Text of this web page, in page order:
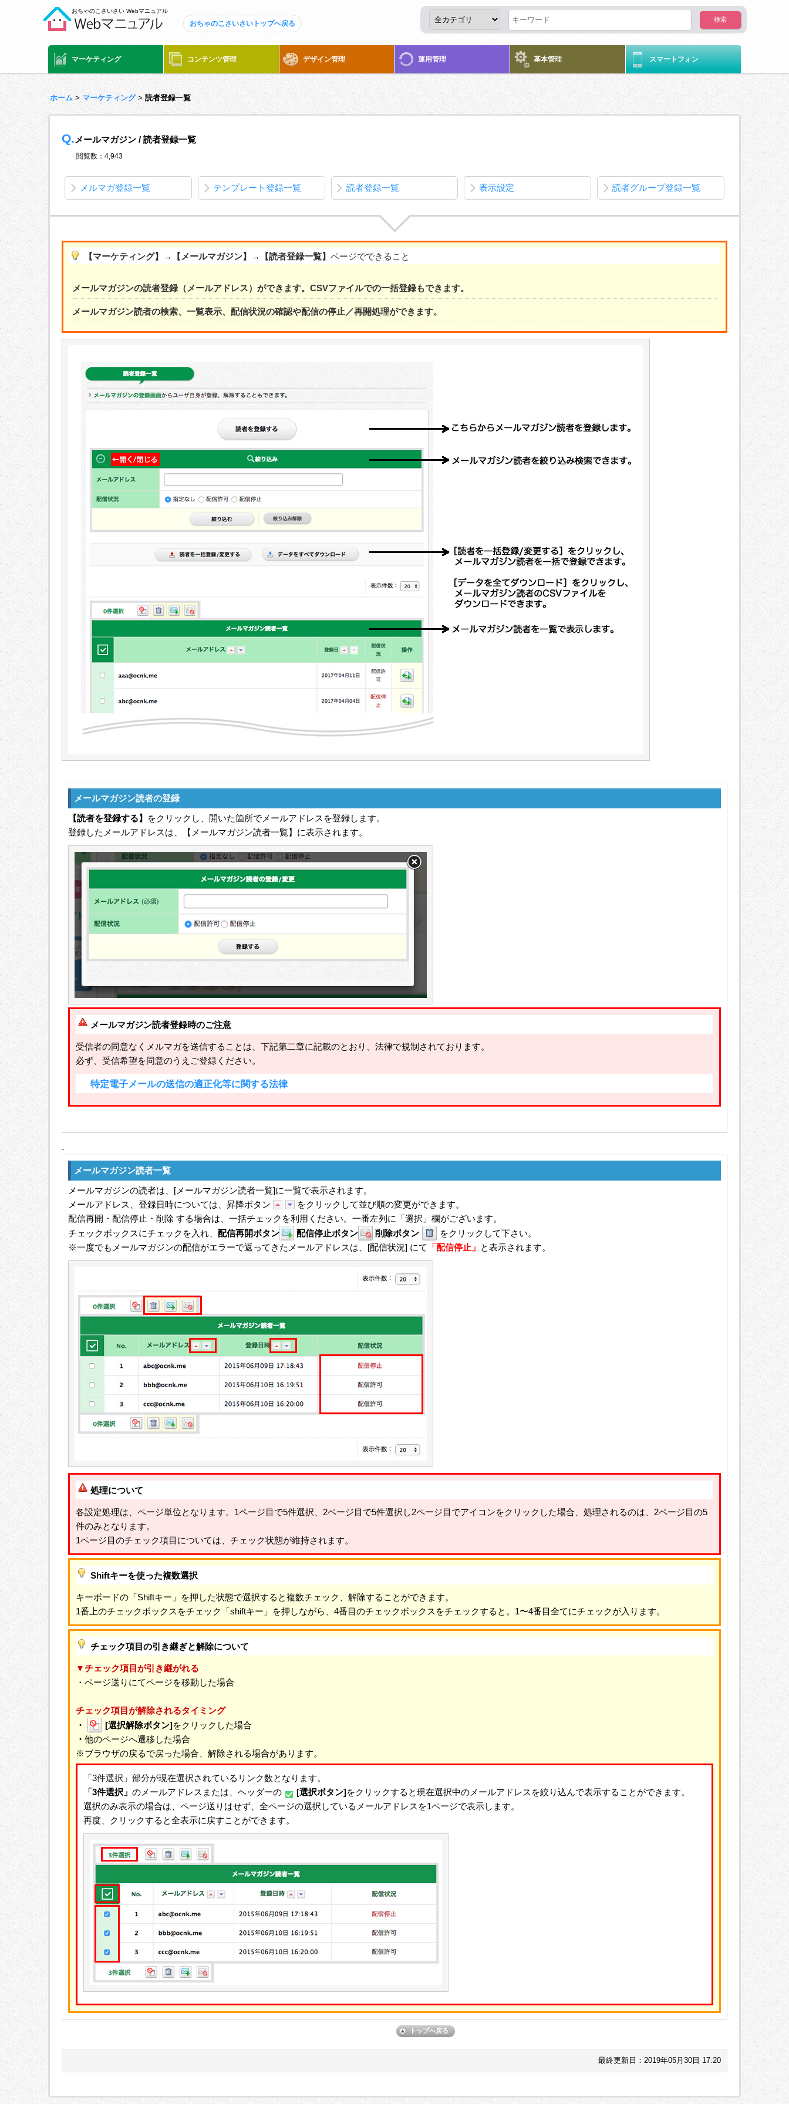
おちゃのこさいさい Webマニュアル
おちゃのこさいさいトップへ戻る
マーケティング コンテンツ管理 デザイン管理 運用管理 基本管理 スマートフォン
ホーム> マーケティング> 読者登録一覧
Q. メールマガジン / 読者登録一覧
閲覧数：4,943
メルマガ登録一覧 テンプレート登録一覧 読者登録一覧 表示設定 読者グループ登録一覧
【マーケティング】→【メールマガジン】→【読者登録一覧】 ページでできること
メールマガジンの読者登録（メールアドレス）ができます。CSVファイルでの一括登録もできます。
メールマガジン読者の検索、一覧表示、配信状況の確認や配信の停止／再開処理ができます。
メールマガジン読者の登録
【読者を登録する】
をクリックし、開いた箇所でメールアドレスを登録します。
登録したメールアドレスは、【メールマガジン読者一覧】に表示されます。
メールマガジン読者登録時のご注意
受信者の同意なくメルマガを送信することは、下記第二章に記載のとおり、法律で規制されております。
必ず、受信希望を同意のうえご登録ください。
特定電子メールの送信の適正化等に関する法律
-
メールマガジン読者一覧
メールマガジンの読者は、[メールマガジン読者一覧]に一覧で表示されます。
メールアドレス、登録日時については、昇降ボタン
をクリックして並び順の変更ができます。
配信再開・配信停止・削除 する場合は、一括チェックを利用ください。一番左列に「選択」欄がございます。
チェックボックスにチェックを入れ、 配信再開ボタン 配信停止ボタン 削除ボタン
をクリックして下さい。
※一度でもメールマガジンの配信がエラーで返ってきたメールアドレスは、[配信状況] にて
「配信停止」 と表示されます。
処理について
各設定処理は、ページ単位となります。1ページ目で5件選択、2ページ目で5件選択し2ページ目でアイコンをクリックした場合、処理されるのは、2ページ目の5
件のみとなります。
1ページ目のチェック項目については、チェック状態が維持されます。
Shiftキーを使った複数選択
キーボードの「Shiftキー」を押した状態で選択すると複数チェック、解除することができます。
1番上のチェックボックスをチェック「shiftキー」を押しながら、4番目のチェックボックスをチェックすると。1〜4番目全てにチェックが入ります。
チェック項目の引き継ぎと解除について
▼チェック項目が引き継がれる
・ページ送りにてページを移動した場合
チェック項目が解除されるタイミング
・
[選択解除ボタン]をクリックした場合
・ 他のページへ遷移した場合
※ブラウザの戻るで戻った場合、解除される場合があります。
「3件選択」部分が現在選択されているリンク数となります。
「3件選択」 のメールアドレスまたは、ヘッダーの [選択ボタン]をクリックすると現在選択中のメールアドレスを絞り込んで表示することができます。
選択のみ表示の場合は、ページ送りはせず、全ページの選択しているメールアドレスを1ページで表示します。
再度、クリックすると全表示に戻すことができます。
トップへ戻る
最終更新日：2019年05月30日 17:20